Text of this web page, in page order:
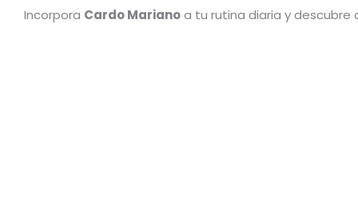
Incorpora Cardo Marianoa tu rutina diaria y descubre